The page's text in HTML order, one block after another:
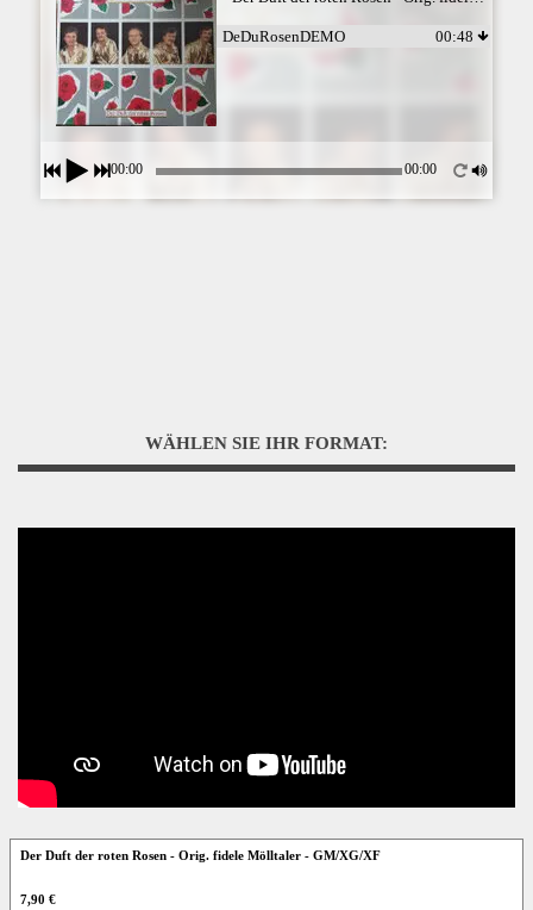
DeDuRosenDEMO 00:48
00:00 00:00
WÄHLEN SIE IHR FORMAT:
Der Duft der roten Rosen - Orig. fidele Mölltaler - GM/XG/XF
7,90 €